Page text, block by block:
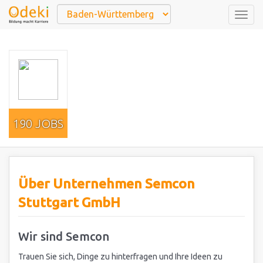
190 JOBS
Über Unternehmen Semcon
Stuttgart GmbH
Wir sind Semcon
Trauen Sie sich, Dinge zu hinterfragen und Ihre Ideen zu